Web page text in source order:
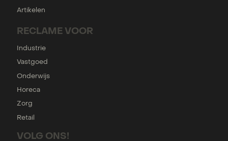
Artikelen
RECLAME VOOR
Industrie
Vastgoed
Onderwijs
Horeca
Zorg
Retail
VOLG ONS!